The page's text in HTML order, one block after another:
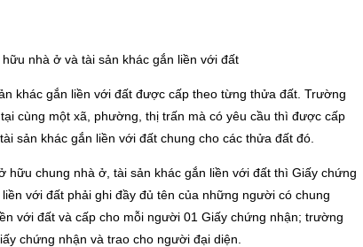
nhà ở và tài sản khác gắn liền với đất
khác gắn liền với đất được cấp theo từng thửa đất. Trường
cùng một xã, phường, thị trấn mà có yêu cầu thì được cấp
sản khác gắn liền với đất chung cho các thửa đất đó.
chung nhà ở, tài sản khác gắn liền với đất thì Giấy chứng
với đất phải ghi đầy đủ tên của những người có chung
với đất và cấp cho mỗi người 01 Giấy chứng nhận; trường
chứng nhận và trao cho người đại diện.